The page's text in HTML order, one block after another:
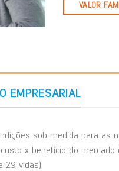
VALOR
EMPRESARIAL
sob medida para as
x benefício do mercado
29 vidas)